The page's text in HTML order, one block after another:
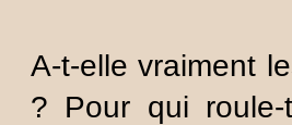
A-t-elle vraiment
? Pour qui